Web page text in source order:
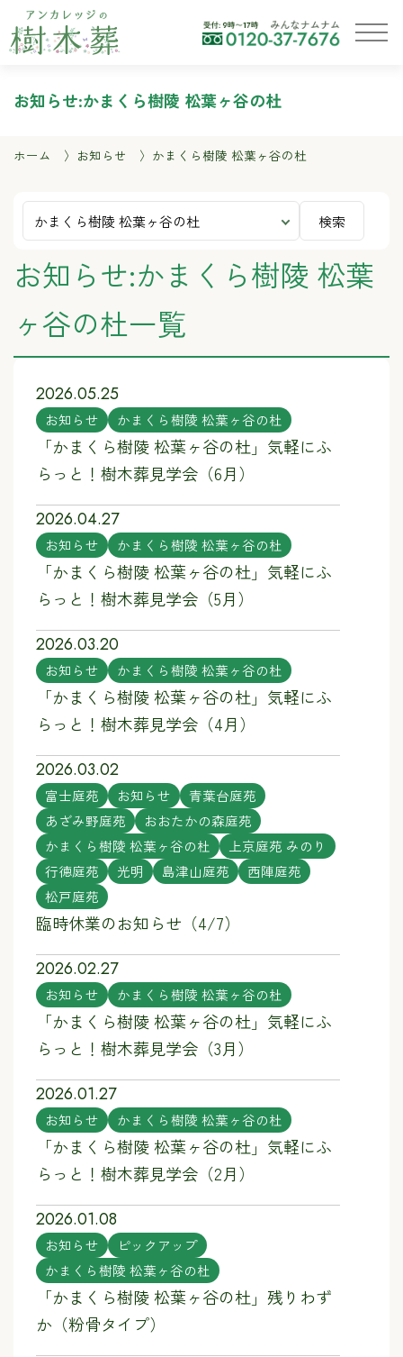
お知らせ:かまくら樹陵 松葉ヶ谷の杜
ホーム お知らせ かまくら樹陵 松葉ヶ谷の杜
検索
お知らせ:かまくら樹陵 松葉
ヶ谷の杜一覧
2026.05.25
お知らせ かまくら樹陵 松葉ヶ谷の杜
「かまくら樹陵 松葉ヶ谷の杜」気軽にふ
らっと！樹木葬見学会（6月）
2026.04.27
お知らせ かまくら樹陵 松葉ヶ谷の杜
「かまくら樹陵 松葉ヶ谷の杜」気軽にふ
らっと！樹木葬見学会（5月）
2026.03.20
お知らせ かまくら樹陵 松葉ヶ谷の杜
「かまくら樹陵 松葉ヶ谷の杜」気軽にふ
らっと！樹木葬見学会（4月）
2026.03.02
富士庭苑 お知らせ
青葉台庭苑
あざみ野庭苑
おおたかの森庭苑
かまくら樹陵 松葉ヶ谷の杜
上京庭苑 みのり
行徳庭苑
光明 島津山庭苑
西陣庭苑
松戸庭苑
臨時休業のお知らせ（4/7）
2026.02.27
お知らせ かまくら樹陵 松葉ヶ谷の杜
「かまくら樹陵 松葉ヶ谷の杜」気軽にふ
らっと！樹木葬見学会（3月）
2026.01.27
お知らせ かまくら樹陵 松葉ヶ谷の杜
「かまくら樹陵 松葉ヶ谷の杜」気軽にふ
らっと！樹木葬見学会（2月）
2026.01.08
お知らせ
ピックアップ
かまくら樹陵 松葉ヶ谷の杜
「かまくら樹陵 松葉ヶ谷の杜」残りわず
か（粉骨タイプ）